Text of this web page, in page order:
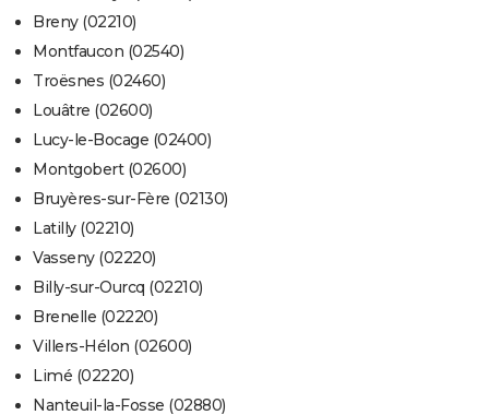
Breny (02210)
Montfaucon (02540)
Troësnes (02460)
Louâtre (02600)
Lucy-le-Bocage (02400)
Montgobert (02600)
Bruyères-sur-Fère (02130)
Latilly (02210)
Vasseny (02220)
Billy-sur-Ourcq (02210)
Brenelle (02220)
Villers-Hélon (02600)
Limé (02220)
Nanteuil-la-Fosse (02880)